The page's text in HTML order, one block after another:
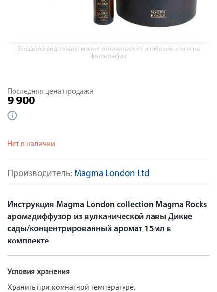
Внешний вид товара может отличаться от изображённого на
фотографии
Производитель: Magma London Ltd
Последняя цена продажи
9 900
Нет в наличии
Инструкция Magma London collection Magma Rocks
аромадиффузор из вулканической лавы Дикие
сады/концентрированный аромат 15мл в
комплекте
Условия хранения
Хранить при комнатной температуре.